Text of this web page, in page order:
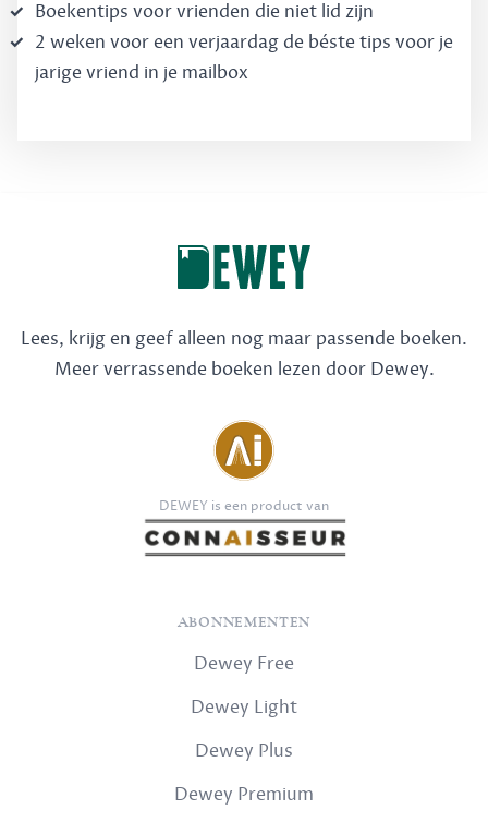
Boekentips voor vrienden die niet lid zijn
2 weken voor een verjaardag de béste tips voor je
jarige vriend in je mailbox
Lees, krijg en geef alleen nog maar passende boeken.
Meer verrassende boeken lezen door Dewey.
DEWEY is een product van
ABONNEMENTEN
Dewey Free
Dewey Light
Dewey Plus
Dewey Premium